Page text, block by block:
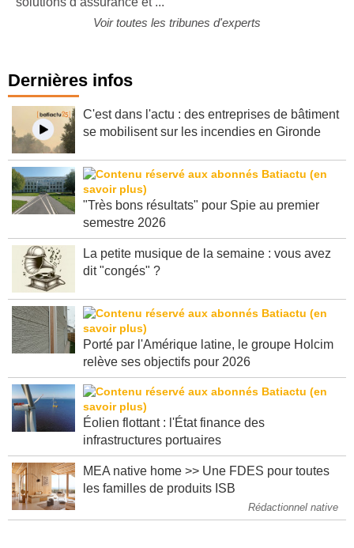
Dernières infos
C'est dans l'actu : des entreprises de bâtiment
"Très bons résultats" pour Spie au premier
La petite musique de la semaine : vous avez
Porté par l'Amérique latine, le groupe Holcim
Éolien flottant : l'État finance des
MEA native home >> Une FDES pour toutes
Rédactionnel native